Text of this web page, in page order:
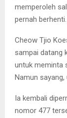
memperoleh
pernah berhenti.
Cheow Tjio
sampai datang
untuk meminta
Namun
Ia kembali
nomor 477